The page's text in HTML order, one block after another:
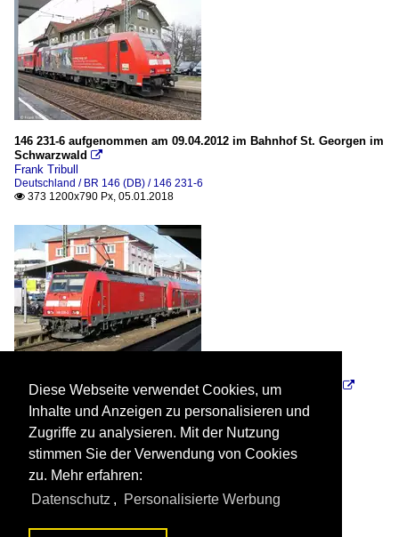
146 231-6 aufgenommen am 09.04.2012 im Bahnhof St. Georgen im
Schwarzwald 
Frank Tribull
Deutschland / BR 146 (DB) / 146 231-6
 373 1200x790 Px, 05.01.2018
146 228-2 aufgenommen am 03.03.2012 im Bahnhof Singen 
Deutschland / BR 146 (DB) / 146 228-2
319 1200x897 Px, 05.01.2018
Diese Webseite verwendet Cookies, um
Inhalte und Anzeigen zu personalisieren und
Zugriffe zu analysieren. Mit der Nutzung
stimmen Sie der Verwendung von Cookies
zu. Mehr erfahren:
Datenschutz , Personalisierte Werbung